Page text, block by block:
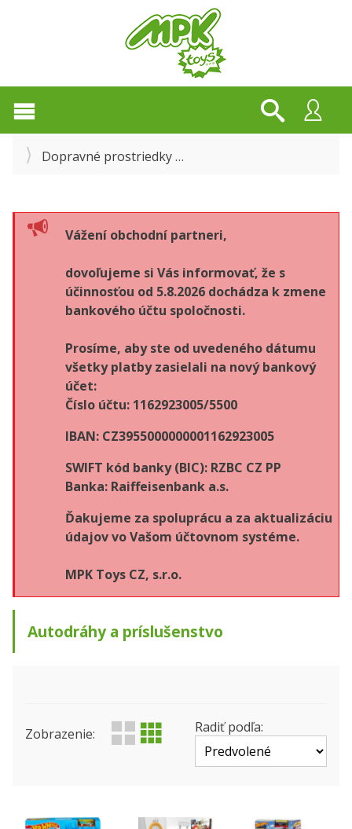
Dopravné prostriedky
Vážení obchodní partneri,
dovoľujeme si Vás informovať, že s
účinnosťou od 5.8.2026 dochádza k zmene
bankového účtu spoločnosti.
Prosíme, aby ste od uvedeného dátumu
všetky platby zasielali na nový bankový
účet:
Číslo účtu: 1162923005/5500
IBAN: CZ3955000000001162923005
SWIFT kód banky (BIC): RZBC CZ PP
Banka: Raiffeisenbank a.s.
Ďakujeme za spoluprácu a za aktualizáciu
údajov vo Vašom účtovnom systéme.
MPK Toys CZ, s.r.o.
Autodráhy a príslušenstvo
Zobrazenie: Radiť podľa: